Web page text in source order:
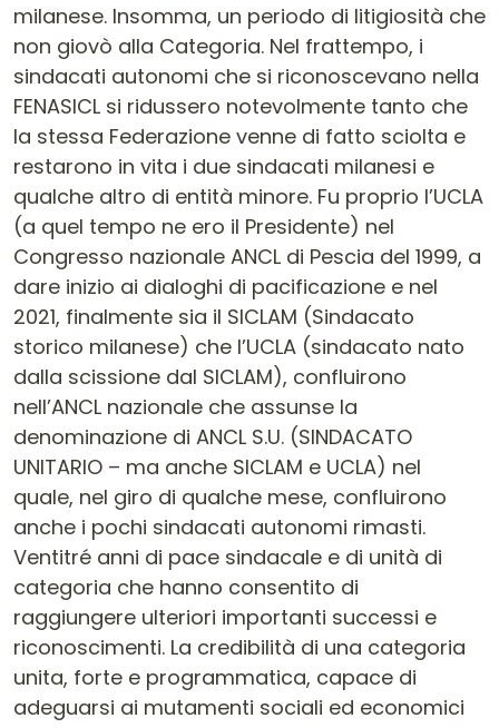
milanese. Insomma, un periodo di litigiosità che
non giovò alla Categoria. Nel frattempo, i
sindacati autonomi che si riconoscevano nella
FENASICL si ridussero notevolmente tanto che
la stessa Federazione venne di fatto sciolta e
restarono in vita i due sindacati milanesi e
qualche altro di entità minore. Fu proprio l’UCLA
(a quel tempo ne ero il Presidente) nel
Congresso nazionale ANCL di Pescia del 1999, a
dare inizio ai dialoghi di pacificazione e nel
2021, finalmente sia il SICLAM (Sindacato
storico milanese) che l’UCLA (sindacato nato
dalla scissione dal SICLAM), confluirono
nell’ANCL nazionale che assunse la
denominazione di ANCL S.U. (SINDACATO
UNITARIO – ma anche SICLAM e UCLA) nel
quale, nel giro di qualche mese, confluirono
anche i pochi sindacati autonomi rimasti.
Ventitré anni di pace sindacale e di unità di
categoria che hanno consentito di
raggiungere ulteriori importanti successi e
riconoscimenti. La credibilità di una categoria
unita, forte e programmatica, capace di
adeguarsi ai mutamenti sociali ed economici